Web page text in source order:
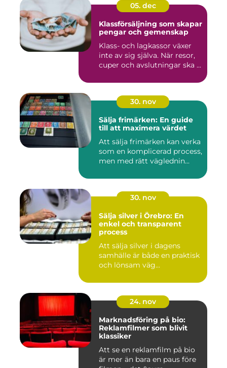
05. dec
Klassförsäljning som skapar
pengar och gemenskap
Klass- och lagkassor växer
inte av sig själva. När resor,
cuper och avslutningar ska ...
30. nov
Sälja frimärken: En guide
till att maximera värdet
Att sälja frimärken kan verka
som en komplicerad process,
men med rätt väglednin...
30. nov
Sälja silver i Örebro: En
enkel och transparent
process
Att sälja silver i dagens
samhälle är både en praktisk
och lönsam väg...
24. nov
Marknadsföring på bio:
Reklamfilmer som blivit
klassiker
Att se en reklamfilm på bio
är mer än bara en paus före